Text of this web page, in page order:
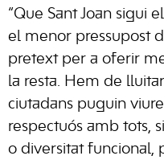
“Que Sant Joan sigui
el menor pressupost
pretext per a oferir
la resta. Hem de
ciutadans puguin
respectuós amb tots,
o diversitat funcional,